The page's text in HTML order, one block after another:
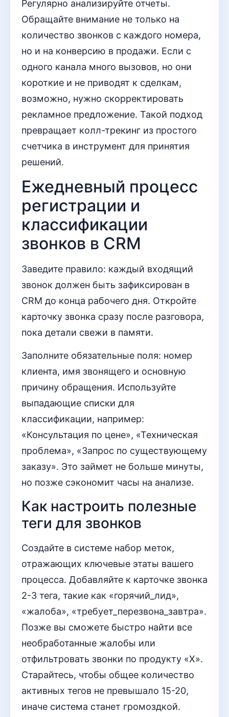
Регулярно анализируйте отчеты.
Обращайте внимание не только на
количество звонков с каждого номера,
но и на конверсию в продажи. Если с
одного канала много вызовов, но они
короткие и не приводят к сделкам,
возможно, нужно скорректировать
рекламное предложение. Такой подход
превращает колл-трекинг из простого
счетчика в инструмент для принятия
решений.
Ежедневный процесс
регистрации и
классификации
звонков в CRM
Заведите правило: каждый входящий
звонок должен быть зафиксирован в
CRM до конца рабочего дня. Откройте
карточку звонка сразу после разговора,
пока детали свежи в памяти.
Заполните обязательные поля: номер
клиента, имя звонящего и основную
причину обращения. Используйте
выпадающие списки для
классификации, например:
«Консультация по цене», «Техническая
проблема», «Запрос по существующему
заказу». Это займет не больше минуты,
но позже сэкономит часы на анализе.
Как настроить полезные
теги для звонков
Создайте в системе набор меток,
отражающих ключевые этаты вашего
процесса. Добавляйте к карточке звонка
2-3 тега, такие как «горячий_лид»,
«жалоба», «требует_перезвона_завтра».
Позже вы сможете быстро найти все
необработанные жалобы или
отфильтровать звонки по продукту «Х».
Старайтесь, чтобы общее количество
активных тегов не превышало 15-20,
иначе система станет громоздкой.